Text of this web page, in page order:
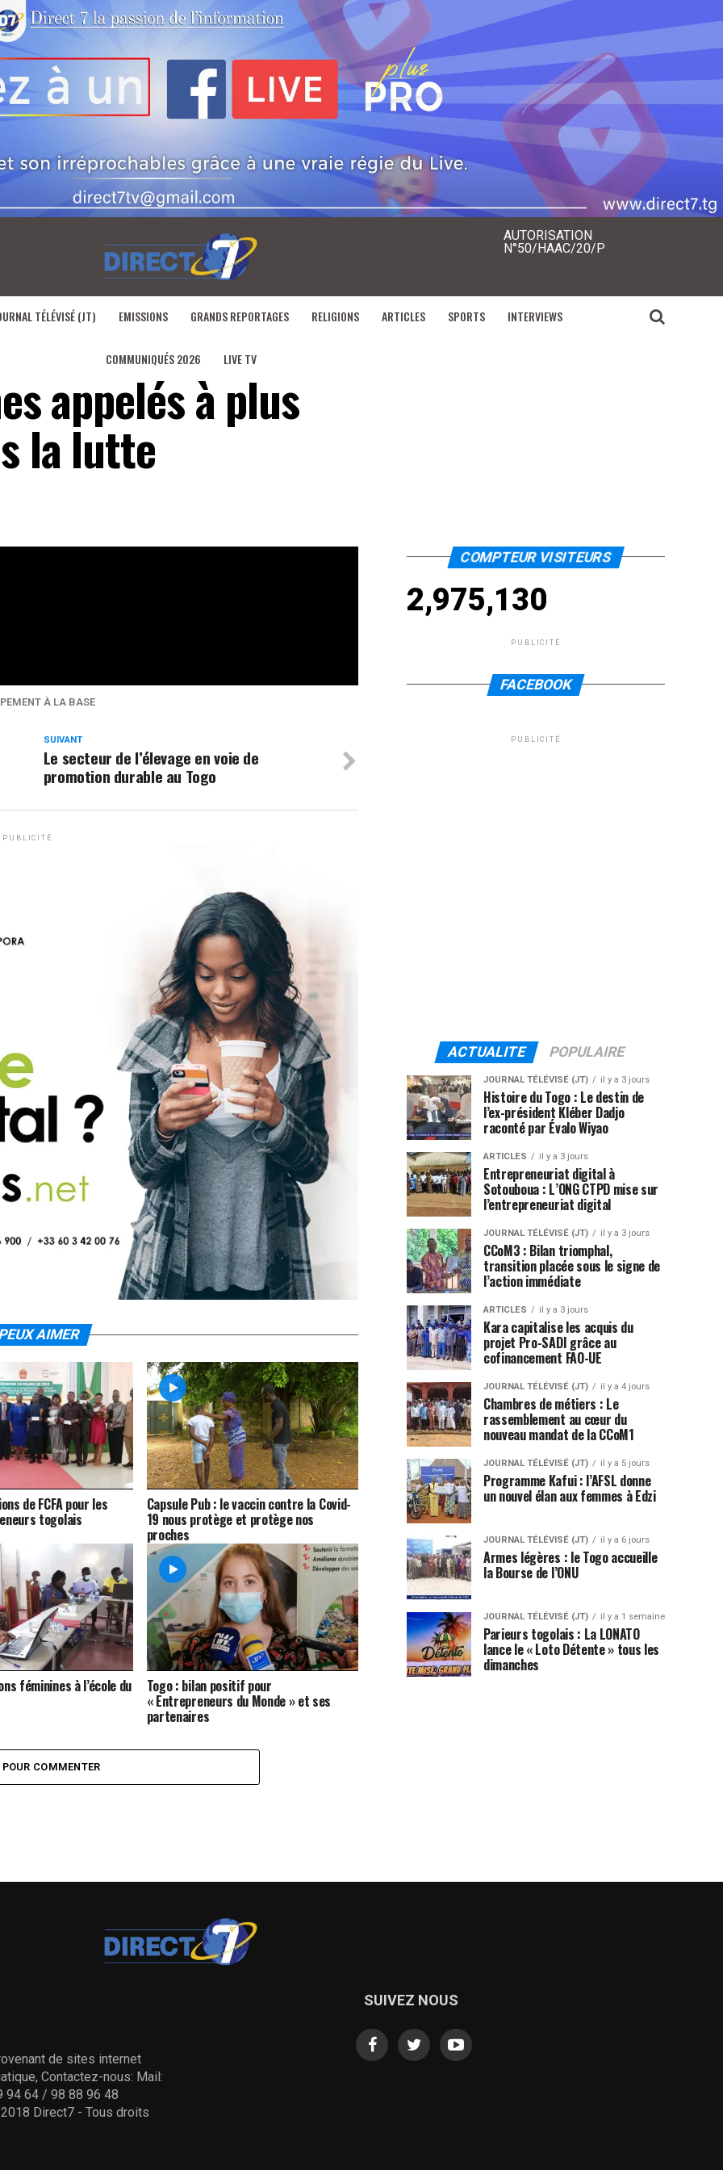
AUTORISATION
N°50/HAAC/20/P
TÉLÉVISÉ (JT) EMISSIONS GRANDS REPORTAGES RELIGIONS ARTICLES SPORTS INTERVIEWS
COMMUNIQUÉS 2026 LIVE TV
appelés à plus
la lutte
À LA BASE
SUIVANT
Le secteur de l’élevage en voie de
promotion durable au Togo
PUBLICITÉ
AIMER
de FCFA pour les
togolais
Capsule Pub : le vaccin contre la Covid-
19 nous protège et protège nos
proches
féminines à l’école du Togo : bilan positif pour
« Entrepreneurs du Monde » et ses
partenaires
COMMENTER
COMPTEUR VISITEURS
2,975,130
PUBLICITÉ
FACEBOOK
PUBLICITÉ
ACTUALITE POPULAIRE
JOURNAL TÉLÉVISÉ (JT) il y a 3 jours
Histoire du Togo : Le destin de
l’ex-président Kléber Dadjo
raconté par Évalo Wiyao
ARTICLES il y a 3 jours
Entrepreneuriat digital à
Sotouboua : L’ONG CTPD mise sur
l’entrepreneuriat digital
JOURNAL TÉLÉVISÉ (JT) il y a 3 jours
CCoM3 : Bilan triomphal,
transition placée sous le signe de
l’action immédiate
ARTICLES il y a 3 jours
Kara capitalise les acquis du
projet Pro-SADI grâce au
cofinancement FAO-UE
JOURNAL TÉLÉVISÉ (JT) il y a 4 jours
Chambres de métiers : Le
rassemblement au cœur du
nouveau mandat de la CCoM1
JOURNAL TÉLÉVISÉ (JT) il y a 5 jours
Programme Kafui : l’AFSL donne
un nouvel élan aux femmes à Edzi
JOURNAL TÉLÉVISÉ (JT) il y a 6 jours
Armes légères : le Togo accueille
la Bourse de l’ONU
JOURNAL TÉLÉVISÉ (JT) il y a 1 semaine
Parieurs togolais : La LONATO
lance le « Loto Détente » tous les
dimanches
de sites internet
Contactez-nous: Mail:
94 64 / 98 88 96 48
Direct7 - Tous droits
SUIVEZ NOUS